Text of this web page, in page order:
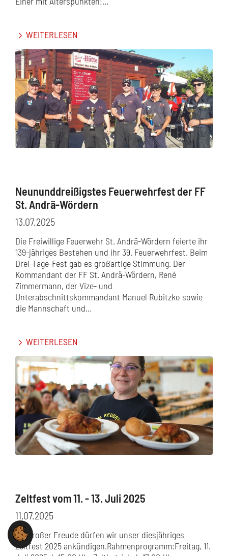
WEITERLESEN
Neununddreißigstes Feuerwehrfest der FF
St. Andrä-Wördern
13.07.2025
Die Freiwillige Feuerwehr St. Andrä-Wördern feierte ihr
139-jähriges Bestehen und ihr 39. Feuerwehrfest. Beim
Drei-Tage-Fest gab es großartige Stimmung. Der
Kommandant der FF St. Andrä-Wördern, René
Zimmermann, der Vize- und
Unterabschnittskommandant Manuel Rubitzko sowie
die Mannschaft und…
WEITERLESEN
Zeltfest vom 11. - 13. Juli 2025
11.07.2025
Mit großer Freude dürfen wir unser diesjähriges
Zeltfest 2025 ankündigen.Rahmenprogramm:Freitag, 11.